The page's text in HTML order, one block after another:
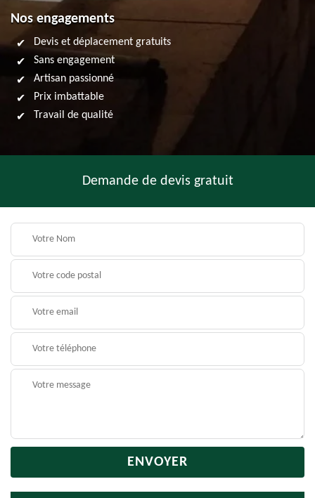
Nos engagements
Devis et déplacement gratuits
Sans engagement
Artisan passionné
Prix imbattable
Travail de qualité
Demande de devis gratuit